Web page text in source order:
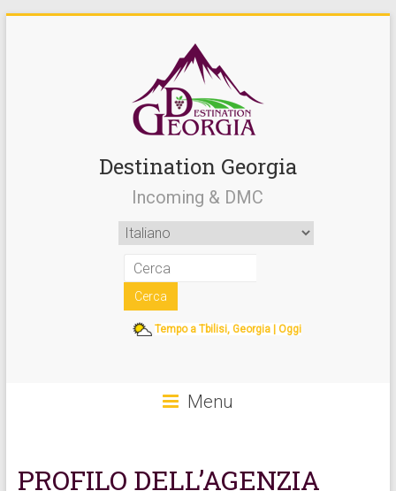
Destination Georgia
Incoming & DMC
Tempo a Tbilisi, Georgia | Oggi
Menu
PROFILO DELL’AGENZIA